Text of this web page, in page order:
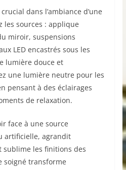
dans l’ambiance d’une
les sources : applique
miroir, suspensions
LED encastrés sous les
lumière douce et
une lumière neutre pour les
pensant à des éclairages
de relaxation.
face à une source
artificielle, agrandit
sublime les finitions des
soigné transforme